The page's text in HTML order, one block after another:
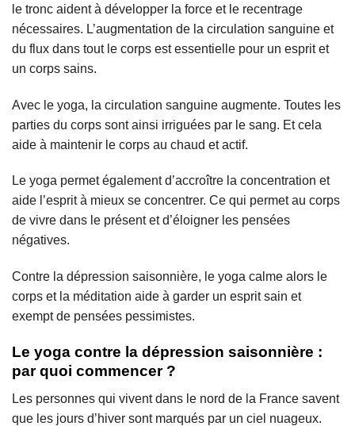
le tronc aident à développer la force et le recentrage
nécessaires. L’augmentation de la circulation sanguine et
du flux dans tout le corps est essentielle pour un esprit et
un corps sains.
Avec le yoga, la circulation sanguine augmente. Toutes les
parties du corps sont ainsi irriguées par le sang. Et cela
aide à maintenir le corps au chaud et actif.
Le yoga permet également d’accroître la concentration et
aide l’esprit à mieux se concentrer. Ce qui permet au corps
de vivre dans le présent et d’éloigner les pensées
négatives.
Contre la dépression saisonnière, le yoga calme alors le
corps et la méditation aide à garder un esprit sain et
exempt de pensées pessimistes.
Le yoga contre la dépression saisonnière :
par quoi commencer ?
Les personnes qui vivent dans le nord de la France savent
que les jours d’hiver sont marqués par un ciel nuageux.